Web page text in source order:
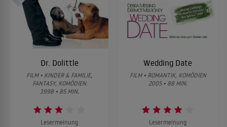
Dr. Dolittle
FILM • KINDER & FAMILIE,
FANTASY, KOMÖDIEN
1998 • 85 MIN.
Lesermeinung
Wedding Date
FILM • ROMANTIK, KOMÖDIEN
2005 • 88 MIN.
Lesermeinung